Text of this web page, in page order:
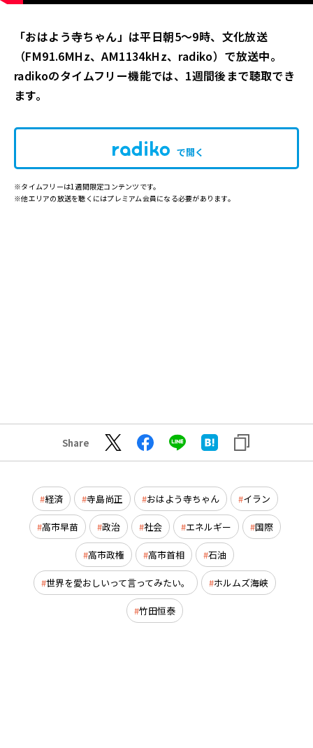
「おはよう寺ちゃん」は平日朝5～9時、文化放送
（FM91.6MHz、AM1134kHz、radiko）で放送中。
radikoのタイムフリー機能では、1週間後まで聴取でき
ます。
で開く
※タイムフリーは1週間限定コンテンツです。
※他エリアの放送を聴くにはプレミアム会員になる必要があります。
Share
経済 寺島尚正 おはよう寺ちゃん イラン
高市早苗 政治 社会 エネルギー 国際
高市政権 高市首相 石油
世界を愛おしいって言ってみたい。 ホルムズ海峡
竹田恒泰